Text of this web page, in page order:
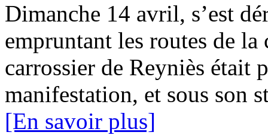
Dimanche 14 avril, s’est
empruntant les routes de
carrossier de Reyniès était
manifestation, et sous son
[En savoir plus]